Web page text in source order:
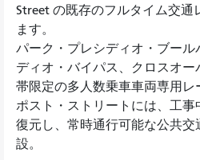
Street の既存のフルタイム交通
ます。
パーク・プレシディオ・ブー
ディオ・バイパス、クロスオ
帯限定の多人数乗車車両専用レ
ポスト・ストリートには、工
復元し、常時通行可能な公共
設。